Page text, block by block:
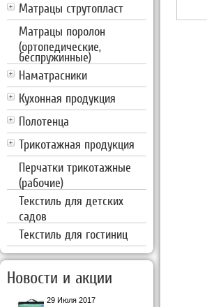
Матрацы струтопласт
Матрацы поролон
(ортопедические,
беспружинные)
Наматрасники
Кухонная продукция
Полотенца
Трикотажная продукция
Перчатки трикотажные
(рабочие)
Текстиль для детских
садов
Текстиль для гостиниц
Новости и акции
29 Июля 2017